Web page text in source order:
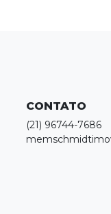
CONTATO
(21) 96744-7686